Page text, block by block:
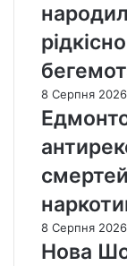
р
т
а
й
м
і
и
н
и
в
с
я
а
к
о
к
в
8 Серпня 2026
8 Серпня 2026
Нова